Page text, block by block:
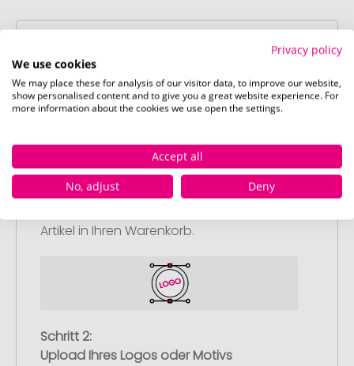
Schritt 1:
Wählen Sie Ihre gewünschten
Werbeartikel aus und passen Sie diese
nach Ihren Vorstellungen an.
Artikel in Ihren Warenkorb.
Schritt 2:
Upload Ihres Logos oder Motivs
Privacy policy
We use cookies
We may place these for analysis of our visitor data, to improve our website,
show personalised content and to give you a great website experience. For
more information about the cookies we use open the settings.
Accept all
No, adjust
Deny